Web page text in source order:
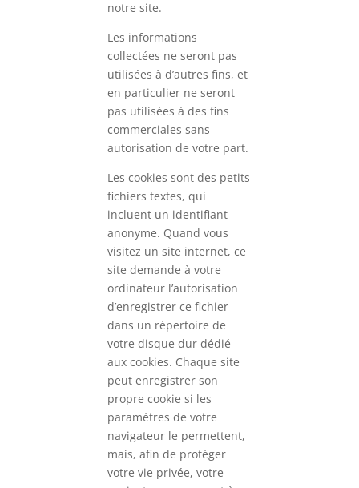
notre site.
Les informations
collectées ne seront pas
utilisées à d’autres fins, et
en particulier ne seront
pas utilisées à des fins
commerciales sans
autorisation de votre part.
Les cookies sont des petits
fichiers textes, qui
incluent un identifiant
anonyme. Quand vous
visitez un site internet, ce
site demande à votre
ordinateur l’autorisation
d’enregistrer ce fichier
dans un répertoire de
votre disque dur dédié
aux cookies. Chaque site
peut enregistrer son
propre cookie si les
paramètres de votre
navigateur le permettent,
mais, afin de protéger
votre vie privée, votre